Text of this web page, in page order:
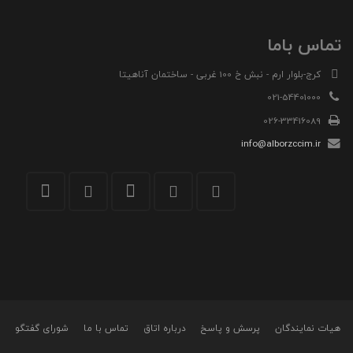
تماس باما
کرج-بلوار ارم - نبش خ 100 غربی - ساختمان آناهیتا
021-54401000
026-33416089
info@alborzccim.ir
هیات نمایندگان پرسش و پاسخ درباره اتاق تماس با ما شورای گفتگو